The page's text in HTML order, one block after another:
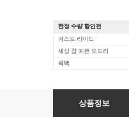
한정 수량 할인전
퍼스트 라이드
세상 참 예쁜 오드리
룩백
Katie Melua (케이티
상품정보